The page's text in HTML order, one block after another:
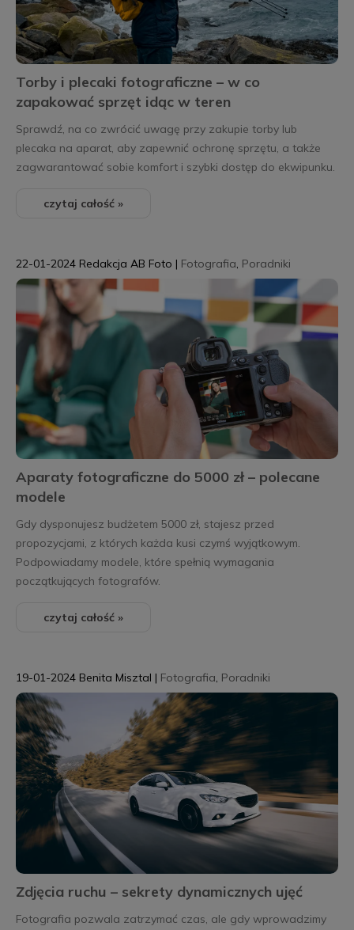
Torby i plecaki fotograficzne – w co
zapakować sprzęt idąc w teren
Sprawdź, na co zwrócić uwagę przy zakupie torby lub
plecaka na aparat, aby zapewnić ochronę sprzętu, a także
zagwarantować sobie komfort i szybki dostęp do ekwipunku.
czytaj całość »
Aparaty fotograficzne do 5000 zł – polecane
modele
22-01-2024 Redakcja AB Foto | Fotografia Poradniki
Gdy dysponujesz budżetem 5000 zł, stajesz przed
propozycjami, z których każda kusi czymś wyjątkowym.
Podpowiadamy modele, które spełnią wymagania
początkujących fotografów.
czytaj całość »
Zdjęcia ruchu – sekrety dynamicznych ujęć
19-01-2024 Benita Misztal | Fotografia, Poradniki
Fotografia pozwala zatrzymać czas, ale gdy wprowadzimy